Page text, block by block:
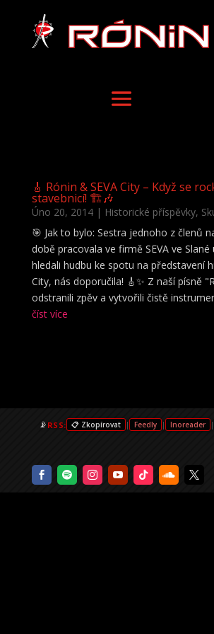
🎸 Rónin & SEVA City – Když se
stavebnicí! 🏗️🎶
Úno 20, 2014| Historické příspěvky,
🎯 Jak to bylo: Sestra jednoho z členů
době pracovala ve firmě SEVA ve Slané
hledali hudbu ke spotu na představení
City, nás doporučila! 🎸✨ Z naší písně
odstranili zpěv a vytvořili čistě
číst více
📡 RSS: 📋 Zkopírovat | Feedly | Inoreader |